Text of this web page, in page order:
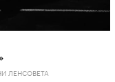
ЛЕНСОВЕТА